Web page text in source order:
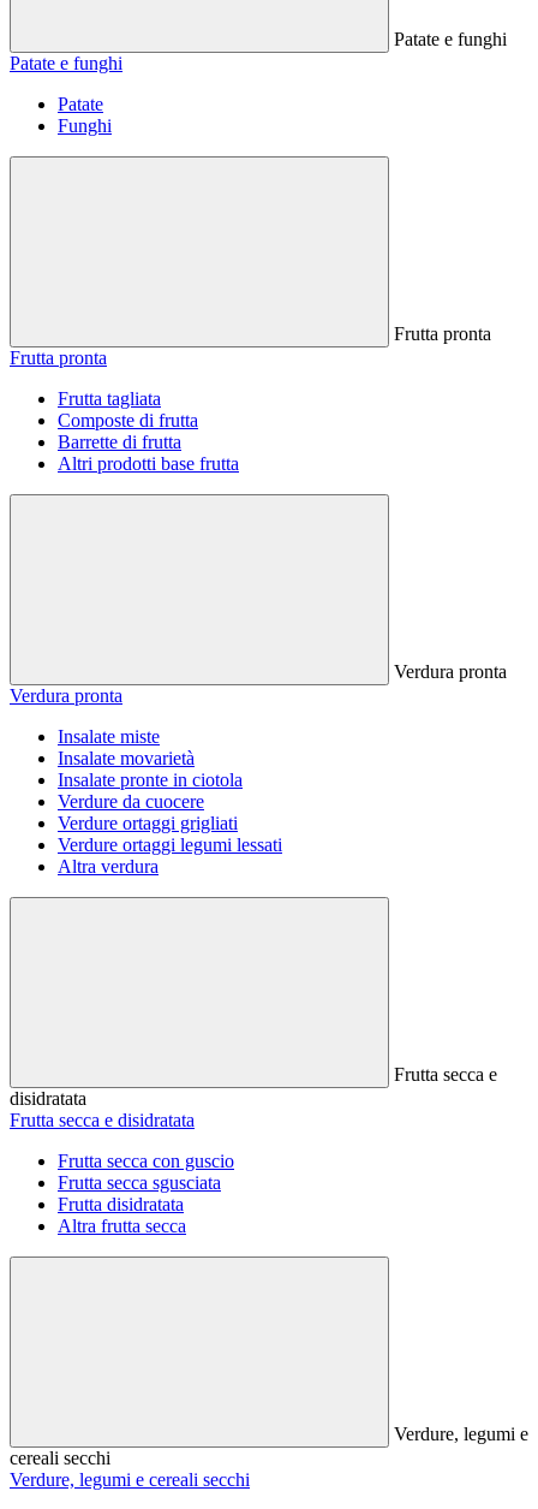
Patate e funghi
Patate e funghi
Patate
Funghi
Frutta pronta
Frutta pronta
Frutta tagliata
Composte di frutta
Barrette di frutta
Altri prodotti base frutta
Verdura pronta
Verdura pronta
Insalate miste
Insalate movarietà
Insalate pronte in ciotola
Verdure da cuocere
Verdure ortaggi grigliati
Verdure ortaggi legumi lessati
Altra verdura
Frutta secca e
disidratata
Frutta secca e disidratata
Frutta secca con guscio
Frutta secca sgusciata
Frutta disidratata
Altra frutta secca
Verdure, legumi e
cereali secchi
Verdure, legumi e cereali secchi